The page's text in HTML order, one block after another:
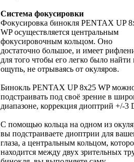
Система фокусировки
Фокусировка бинокля PENTAX UP
WP осуществляется центральным
фокусировочным кольцом. Оно
достаточно большое, и имеет
для того чтобы его легко было найти
ощупь, не отрываясь от окуляров.
Бинокль PENTAX UP 8x25 WP
подстраивать под своё зрение в
диапазоне, коррекция диоптрий +/-3
С помощью кольца на одном из
вы подстраиваете диоптрии для
глаза, а центральным кольцом,
находится между двух зрительных